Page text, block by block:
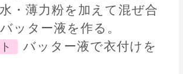
・薄力粉を加えて混ぜ合
ッター液を作る。
バッター液で衣付けを